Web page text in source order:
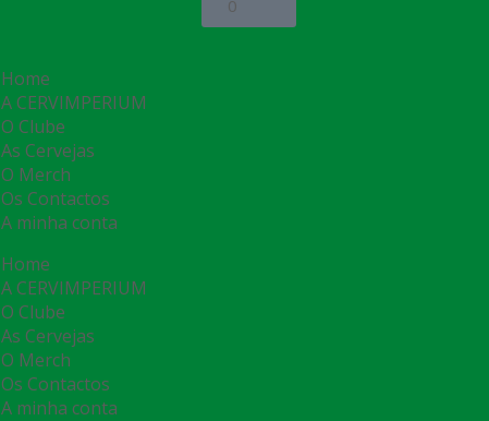
0
Home
A CERVIMPERIUM
O Clube
As Cervejas
O Merch
Os Contactos
A minha conta
Home
A CERVIMPERIUM
O Clube
As Cervejas
O Merch
Os Contactos
A minha conta